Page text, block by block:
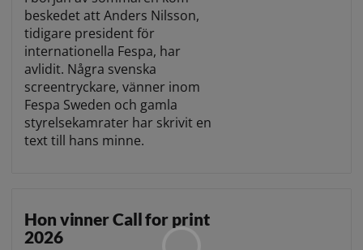
beskedet att Anders Nilsson,
tidigare president för
internationella Fespa, har
avlidit. Några svenska
screentryckare, vänner inom
Fespa Sweden och gamla
styrelsekamrater har skrivit en
text till hans minne.
Hon vinner Call for print
2026